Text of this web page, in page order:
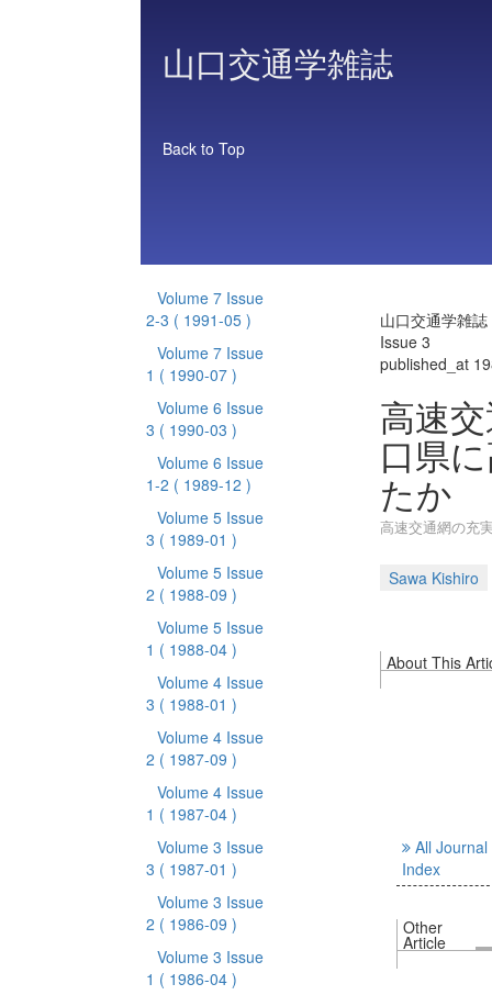
山口交通学雑誌
Back to Top
Volume 7 Issue
2-3 ( 1991-05 )
Volume 7 Issue
1 ( 1990-07 )
Volume 6 Issue
3 ( 1990-03 )
Volume 6 Issue
1-2 ( 1989-12 )
Volume 5 Issue
3 ( 1989-01 )
Volume 5 Issue
2 ( 1988-09 )
Volume 5 Issue
1 ( 1988-04 )
Volume 4 Issue
3 ( 1988-01 )
Volume 4 Issue
2 ( 1987-09 )
Volume 4 Issue
1 ( 1987-04 )
Volume 3 Issue
3 ( 1987-01 )
Volume 3 Issue
2 ( 1986-09 )
Volume 3 Issue
1 ( 1986-04 )
山口交通学雑
Issue 3
published_at
高速
口県
たか
高速交通網の充
Sawa Kishiro
About This
All Journal
Index
Other
Article